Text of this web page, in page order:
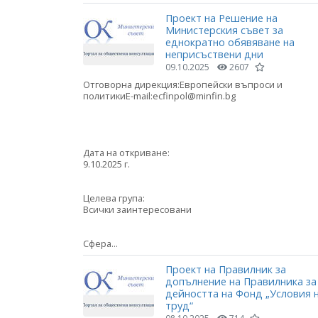
Проект на Решение на
Министерския съвет за
еднократно обявяване на
неприсъствени дни
09.10.2025 2607
Отговорна дирекция:Европейски въпроси и
политикиE-mail:ecfinpol@minfin.bg
Дата на откриване:
9.10.2025 г.
Целева група:
Всички заинтересовани
Сфера...
Проект на Правилник за
допълнение на Правилника за
дейността на Фонд „Условия
труд“